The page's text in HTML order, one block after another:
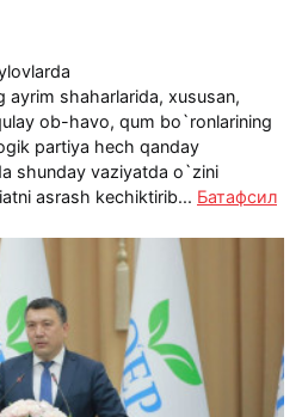
ayrim shaharlarida, xususan,
ob-havo, qum bo`ronlarining
partiya hech qanday
shunday vaziyatda o`zini
asrash kechiktirib... Батафсил